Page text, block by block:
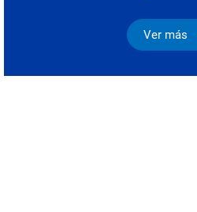
Ver más